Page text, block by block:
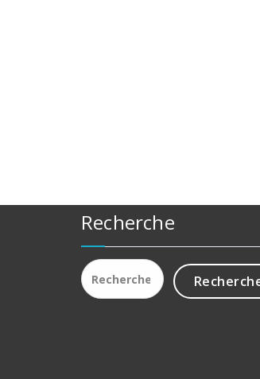
Recherche
Rechercher :